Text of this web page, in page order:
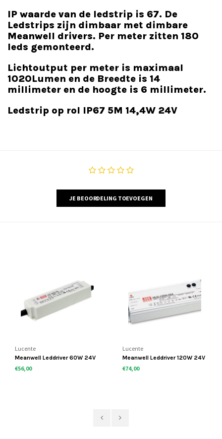
IP waarde van de ledstrip is 67. De
Ledstrips zijn dimbaar met dimbare
Meanwell drivers. Per meter zitten 180
leds gemonteerd.
Lichtoutput per meter is maximaal
1020Lumen en de Breedte is 14
millimeter en de hoogte is 6 millimeter.
Ledstrip op rol IP67 5M 14,4W 24V
JE BEOORDELING TOEVOEGEN
Lucente
Meanwell Leddriver 60W 24V
IP67 dimbaar
€56,00
Lucente
Meanwell Leddriver 120W 24V
IP67 dimbaar
€74,00